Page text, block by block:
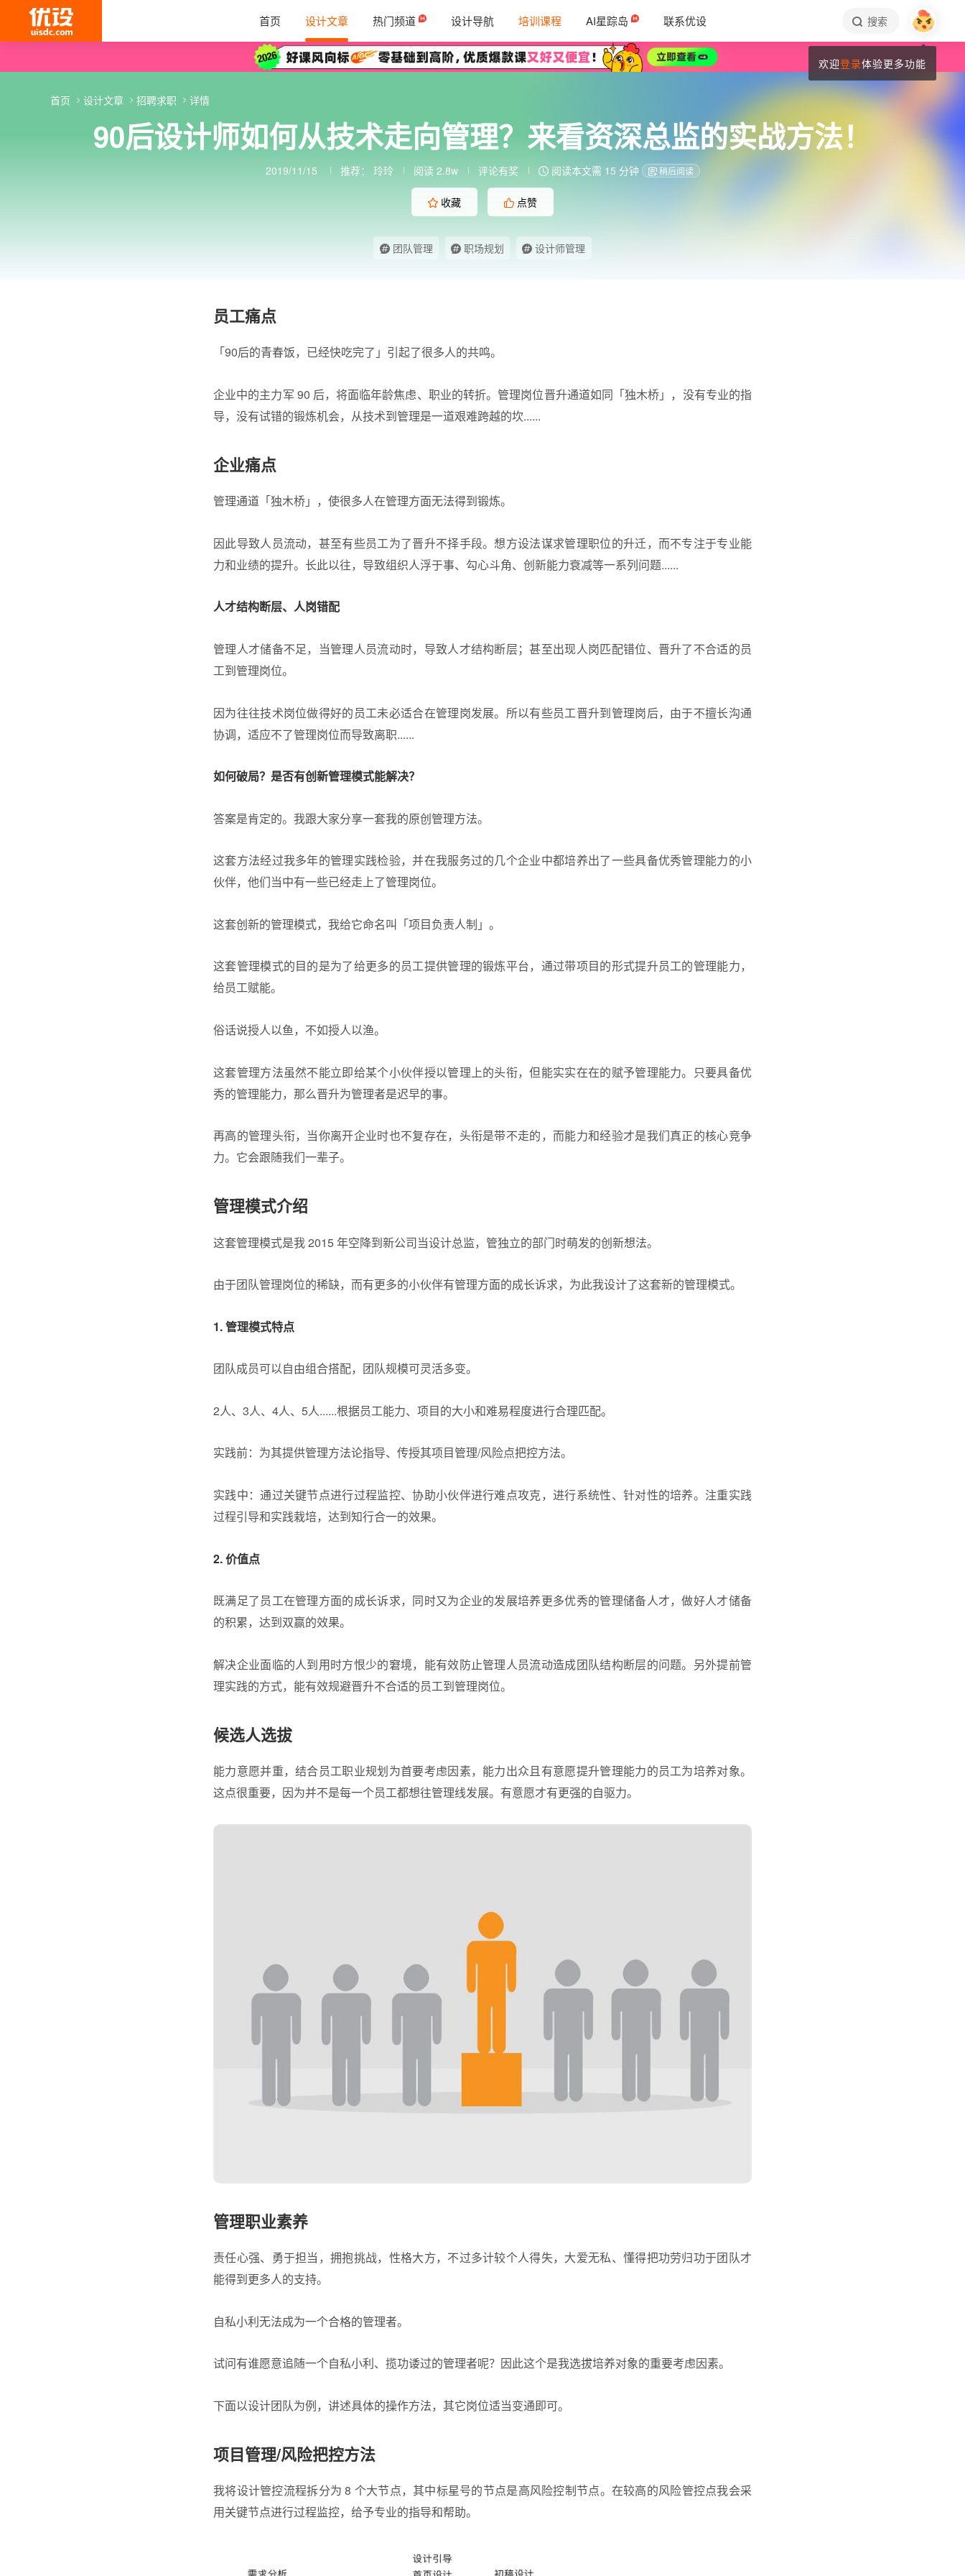
首页 设计文章 热门频道 设计导航 培训课程 AI星踪岛 联系优设 搜索
90后设计师如何从技术走向管理？来看资深总监的实战方法！
2019/11/15 推荐： 玲玲 阅读 2.8w 评论有奖 阅读本文需 15 分钟 稍后阅读
收藏 点赞
团队管理 职场规划 设计师管理
首页 设计文章 招聘求职 详情
员工痛点
「90后的青春饭，已经快吃完了」引起了很多人的共鸣。
企业中的主力军 90 后，将面临年龄焦虑、职业的转折。管理岗位晋升通道如同「独木桥」，没有专业的指
导，没有试错的锻炼机会，从技术到管理是一道艰难跨越的坎......
企业痛点
管理通道「独木桥」，使很多人在管理方面无法得到锻炼。
因此导致人员流动，甚至有些员工为了晋升不择手段。想方设法谋求管理职位的升迁，而不专注于专业能
力和业绩的提升。长此以往，导致组织人浮于事、勾心斗角、创新能力衰减等一系列问题......
人才结构断层、人岗错配
管理人才储备不足，当管理人员流动时，导致人才结构断层；甚至出现人岗匹配错位、晋升了不合适的员
工到管理岗位。
因为往往技术岗位做得好的员工未必适合在管理岗发展。所以有些员工晋升到管理岗后，由于不擅长沟通
协调，适应不了管理岗位而导致离职......
如何破局？是否有创新管理模式能解决？
答案是肯定的。我跟大家分享一套我的原创管理方法。
这套方法经过我多年的管理实践检验，并在我服务过的几个企业中都培养出了一些具备优秀管理能力的小
伙伴，他们当中有一些已经走上了管理岗位。
这套创新的管理模式，我给它命名叫「项目负责人制」。
这套管理模式的目的是为了给更多的员工提供管理的锻炼平台，通过带项目的形式提升员工的管理能力，
给员工赋能。
俗话说授人以鱼，不如授人以渔。
这套管理方法虽然不能立即给某个小伙伴授以管理上的头衔，但能实实在在的赋予管理能力。只要具备优
秀的管理能力，那么晋升为管理者是迟早的事。
再高的管理头衔，当你离开企业时也不复存在，头衔是带不走的，而能力和经验才是我们真正的核心竞争
力。它会跟随我们一辈子。
管理模式介绍
这套管理模式是我 2015 年空降到新公司当设计总监，管独立的部门时萌发的创新想法。
由于团队管理岗位的稀缺，而有更多的小伙伴有管理方面的成长诉求，为此我设计了这套新的管理模式。
1. 管理模式特点
团队成员可以自由组合搭配，团队规模可灵活多变。
2人、3人、4人、5人......根据员工能力、项目的大小和难易程度进行合理匹配。
实践前：为其提供管理方法论指导、传授其项目管理/风险点把控方法。
实践中：通过关键节点进行过程监控、协助小伙伴进行难点攻克，进行系统性、针对性的培养。注重实践
过程引导和实践栽培，达到知行合一的效果。
2. 价值点
既满足了员工在管理方面的成长诉求，同时又为企业的发展培养更多优秀的管理储备人才，做好人才储备
的积累，达到双赢的效果。
解决企业面临的人到用时方恨少的窘境，能有效防止管理人员流动造成团队结构断层的问题。另外提前管
理实践的方式，能有效规避晋升不合适的员工到管理岗位。
候选人选拔
能力意愿并重，结合员工职业规划为首要考虑因素，能力出众且有意愿提升管理能力的员工为培养对象。
这点很重要，因为并不是每一个员工都想往管理线发展。有意愿才有更强的自驱力。
管理职业素养
责任心强、勇于担当，拥抱挑战，性格大方，不过多计较个人得失，大爱无私、懂得把功劳归功于团队才
能得到更多人的支持。
自私小利无法成为一个合格的管理者。
试问有谁愿意追随一个自私小利、揽功诿过的管理者呢？因此这个是我选拔培养对象的重要考虑因素。
下面以设计团队为例，讲述具体的操作方法，其它岗位适当变通即可。
项目管理/风险把控方法
我将设计管控流程拆分为 8 个大节点，其中标星号的节点是高风险控制节点。在较高的风险管控点我会采
用关键节点进行过程监控，给予专业的指导和帮助。
欢迎登录体验更多功能